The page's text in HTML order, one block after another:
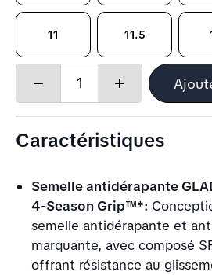
11 11.5
Quantity:
Increase
Caractéristiques
Semelle antidérapante
4-Season Grip™*:
semelle antidérapante et
marquante, avec composé
offrant résistance au